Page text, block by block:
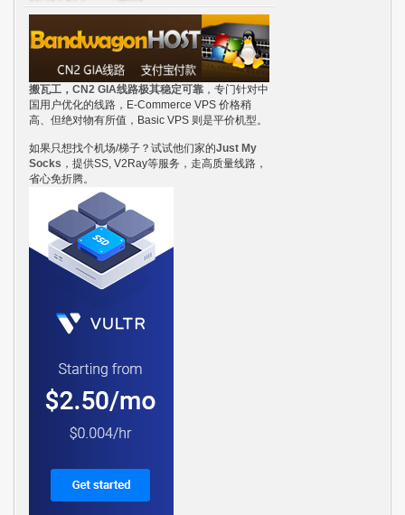
搬瓦工，CN2 GIA线路极其稳定可靠 ，专门针对中
国用户优化的线路，E-Commerce VPS 价格稍
高、但绝对物有所值，Basic VPS 则是平价机型。
如果只想找个机场/梯子？试试他们家的Just My
Socks ，提供SS, V2Ray等服务，走高质量线路，
省心免折腾。